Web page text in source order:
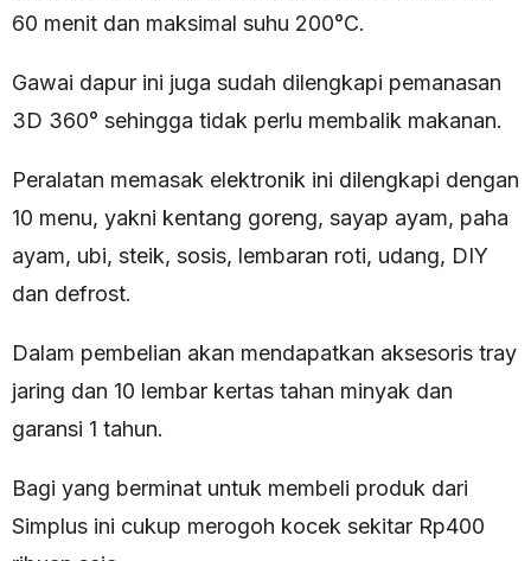
60 menit dan maksimal suhu 200°C.
Gawai dapur ini juga sudah dilengkapi pemanasan
3D 360° sehingga tidak perlu membalik makanan.
Peralatan memasak elektronik ini dilengkapi dengan
10 menu, yakni kentang goreng, sayap ayam, paha
ayam, ubi, steik, sosis, lembaran roti, udang, DIY
dan defrost.
Dalam pembelian akan mendapatkan aksesoris tray
jaring dan 10 lembar kertas tahan minyak dan
garansi 1 tahun.
Bagi yang berminat untuk membeli produk dari
Simplus ini cukup merogoh kocek sekitar Rp400